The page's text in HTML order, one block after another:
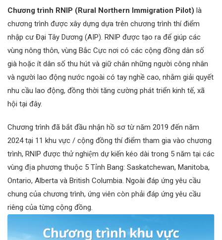
Chương trình RNIP (Rural Northern Immigration Pilot) là
chương trình được xây dựng dựa trên chương trình thí điểm
nhập cư Đại Tây Dương (AIP). RNIP được tạo ra để giúp các
vùng nông thôn, vùng Bắc Cực nơi có các cộng đồng dân số
già hoặc ít dân số thu hút và giữ chân những người công nhân
và người lao động nước ngoài có tay nghề cao, nhằm giải quyết
nhu cầu lao động, đồng thời tăng cường phát triển kinh tế, xã
hội tại đây.
Chương trình đã bắt đầu nhận hồ sơ từ năm 2019 đến năm
2024 tại 11 khu vực / cộng đồng thí điểm tham gia vào chương
trình, RNIP được thử nghiệm dự kiến kéo dài trong 5 năm tại các
vùng địa phương thuộc 5 Tỉnh Bang: Saskatchewan, Manitoba,
Ontario, Alberta và British Columbia. Ngoài đáp ứng yêu cầu
chung của chương trình, ứng viên còn phải đáp ứng yêu cầu
riêng của từng cộng đồng.